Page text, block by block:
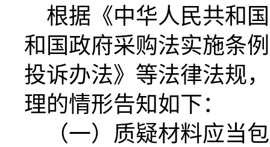
根据《中华人民共和
和国政府采购法实施条
投诉办法》等法律法规
理的情形告知如下：
（一）质疑材料应当